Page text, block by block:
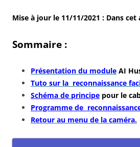
Mise à jour le 11/11/2021 : Dans
Sommaire :
Présentation du module AI
Tuto sur la reconnaissance
Schéma de principe pour le
Programme de
Retour au menu de la caméra.